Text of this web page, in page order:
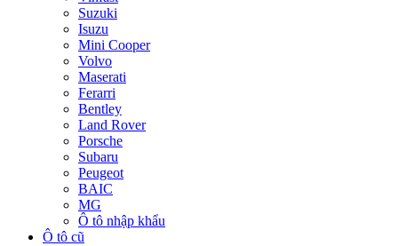
Suzuki
Isuzu
Mini Cooper
Volvo
Maserati
Ferarri
Bentley
Land Rover
Porsche
Subaru
Peugeot
BAIC
MG
Ô tô nhập khẩu
Ô tô cũ